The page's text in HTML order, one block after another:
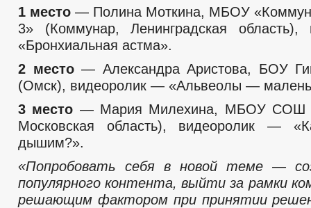
1 место — Полина Моткина, МБОУ
3» (Коммунар, Ленинградская
«Бронхиальная астма».
2 место— Александра Аристова, БОУ
(Омск), видеоролик — «Альвеолы —
3 место — Мария Милехина, МБОУ СОШ
Московская область), видеоролик —
дышим?».
«Попробовать себя в новой теме —
популярного контента, выйти за рамки
решающим фактором при принятии